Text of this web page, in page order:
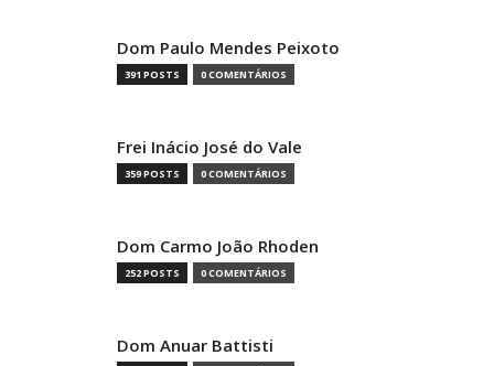
Dom Paulo Mendes Peixoto
391 POSTS 0 COMENTÁRIOS
Frei Inácio José do Vale
359 POSTS 0 COMENTÁRIOS
Dom Carmo João Rhoden
252 POSTS 0 COMENTÁRIOS
Dom Anuar Battisti